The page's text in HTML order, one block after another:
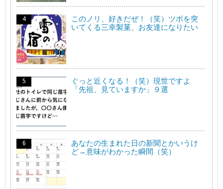
このノリ、好きだぜ！（笑）ツボを突
いてくる三幸製菓、お友達になりたい
ぐっと近くなる！（笑）現世ですよ
「先祖、見ていますか」９選
あなたの生まれた日の新聞とかいうけ
ど→意味がわかった瞬間（笑）